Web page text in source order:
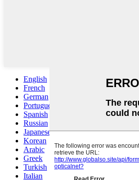
English
French
German
Portuguese
Spanish
Russian
Japanese
Korean
Arabic
Greek
Turkish
Italian